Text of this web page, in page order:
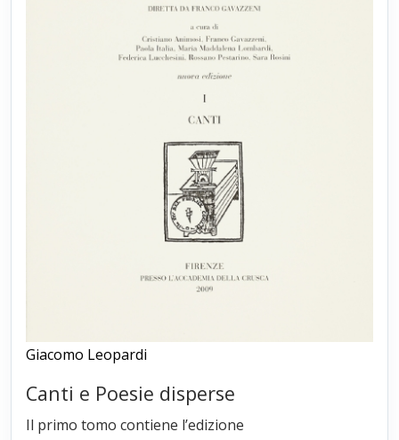
Giacomo Leopardi
Canti e Poesie disperse
Il primo tomo contiene l’edizione